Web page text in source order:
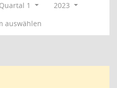
Quartal 1
2023
auswählen